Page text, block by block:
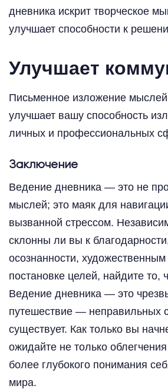
дневника искрит творческое
улучшает способности к
Улучшает
Письменное изложение
улучшает вашу способность
личных и профессиональных
Заключение
Ведение дневника — это не
мыслей; это маяк для
вызванной стрессом.
склонны ли вы к
осознанности,
постановке целей, найдите то,
Ведение дневника — это
путешествие — неправильных
существует. Как только вы
ожидайте не только
более глубокого понимания
мира.